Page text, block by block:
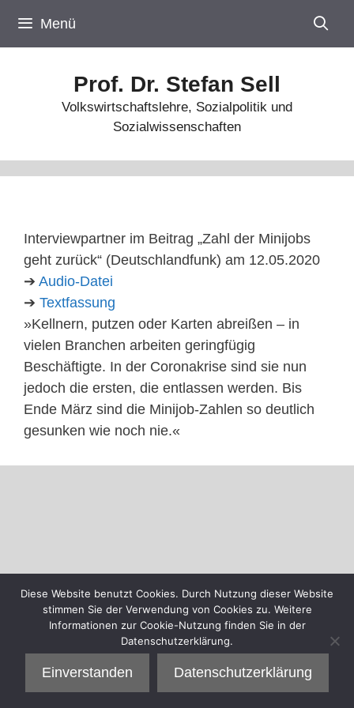
Inhalt
springen
Menü
Prof. Dr. Stefan Sell
Volkswirtschaftslehre, Sozialpolitik und
Sozialwissenschaften
Interviewpartner im Beitrag „Zahl der Minijobs
geht zurück“ (Deutschlandfunk) am 12.05.2020
➔ Audio-Datei
➔ Textfassung
»Kellnern, putzen oder Karten abreißen – in
vielen Branchen arbeiten geringfügig
Beschäftigte. In der Coronakrise sind sie nun
jedoch die ersten, die entlassen werden. Bis
Ende März sind die Minijob-Zahlen so deutlich
gesunken wie noch nie.«
Diese Website benutzt Cookies. Durch Nutzung dieser Website
stimmen Sie der Verwendung von Cookies zu. Weitere
Informationen zur Cookie-Nutzung finden Sie in der
Datenschutzerklärung.
Einverstanden Datenschutzerklärung